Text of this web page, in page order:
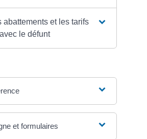
abattements et les tarifs
le défunt
et formulaires